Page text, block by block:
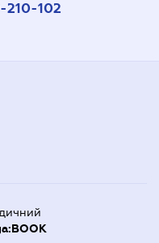
102